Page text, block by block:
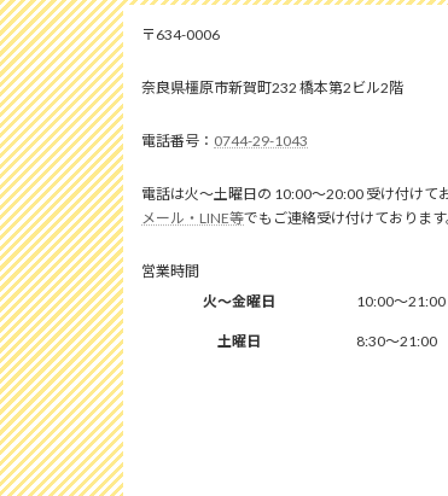
634-0006
奈良県橿原市新賀町232 橋本第2ビル2階
0744-29-1043
電話は火～土曜日の 10:00～20:00 受け付けて
メール・LINE等でもご連絡受け付けております
営業時間
火～金曜日
10:00～21:00
土曜日 8:30～21:00